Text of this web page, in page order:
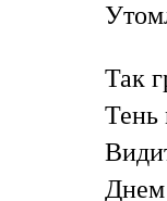
Так
Тень
Днем